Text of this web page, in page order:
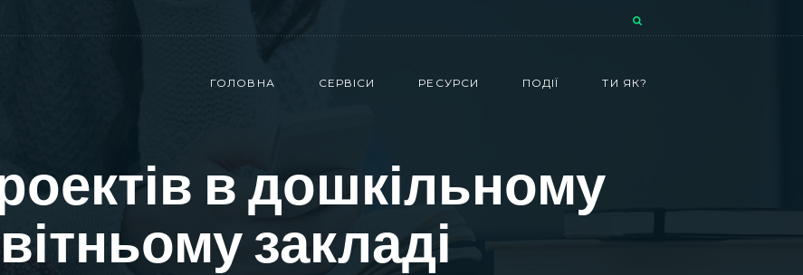
ГОЛОВНА СЕРВІСИ РЕСУРСИ ПОДІЇ ТИ ЯК?
в дошкільному
закладі